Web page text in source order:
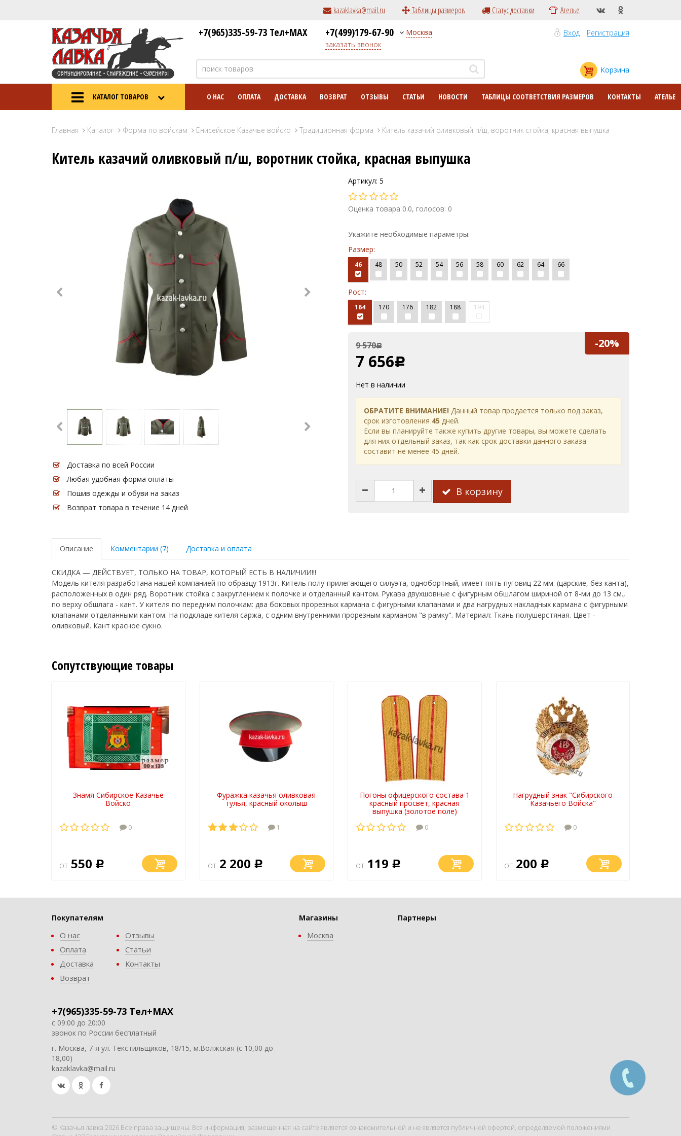
kazaklavka@mail.ru Таблицы размеров Статус доставки Ателье
+7(965)335-59-73 Тел+MAX +7(499)179-67-90
заказать звонок
Москва Вход Регистрация
Корзина
КАТАЛОГ ТОВАРОВ О НАС ОПЛАТА ДОСТАВКА ВОЗВРАТ ОТЗЫВЫ СТАТЬИ НОВОСТИ ТАБЛИЦЫ СООТВЕТСТВИЯ РАЗМЕРОВ КОНТАКТЫ АТЕЛЬЕ
Главная Каталог Форма по войскам Енисейское Казачье войско Традиционная форма Китель казачий оливковый п/ш, воротник стойка, красная выпушка
Китель казачий оливковый п/ш, воротник стойка, красная выпушка
Доставка по всей России
Любая удобная форма оплаты
Пошив одежды и обуви на заказ
Возврат товара в течение 14 дней
Артикул: 5
Оценка товара 0.0, голосов: 0
Укажите необходимые параметры:
Размер:
46 48 50 52 54 56 58 60 62 64 66
Рост:
164 170 176 182 188 194
-20%
9 570Р
7 656Р
Нет в наличии
ОБРАТИТЕ ВНИМАНИЕ! Данный товар продается только под заказ,
срок изготовления 45 дней.
Если вы планируйте также купить другие товары, вы можете сделать
для них отдельный заказ, так как срок доставки данного заказа
составит не менее 45 дней.
В корзину
Описание Комментарии (7) Доставка и оплата
СКИДКА — ДЕЙСТВУЕТ, ТОЛЬКО НА ТОВАР, КОТОРЫЙ ЕСТЬ В НАЛИЧИИ!!!
Модель кителя разработана нашей компанией по образцу 1913г. Китель полу-прилегающего силуэта, однобортный, имеет пять пуговиц 22 мм. (царские, без канта),
расположенных в один ряд. Воротник стойка с закруглением к полочке и отделанный кантом. Рукава двухшовные с фигурным обшлагом шириной от 8-ми до 13 см.,
по верху обшлага - кант. У кителя по передним полочкам: два боковых прорезных кармана с фигурными клапанами и два нагрудных накладных кармана с фигурными
клапанами отделанными кантом. На подкладе кителя саржа, с одним внутренними прорезным карманом "в рамку". Материал: Ткань полушерстяная. Цвет -
оливковый. Кант красное сукно.
Сопутствующие товары
Знамя Сибирское Казачье
Войско
0
от 550 Р
Фуражка казачья оливковая
тулья, красный околыш
1
от2 200 Р
Погоны офицерского состава 1
красный просвет, красная
выпушка (золотое поле)
0
от 119 Р
Нагрудный знак "Сибирского
Казачьего Войска"
0
от200 Р
Покупателям
О нас
Оплата
Доставка
Возврат
Отзывы
Статьи
Контакты
+7(965)335-59-73 Тел+MAX
с 09:00 до 20:00
звонок по России бесплатный
г. Москва, 7-я ул. Текстильщиков, 18/15, м.Волжская (с 10,00 до
18,00)
kazaklavka@mail.ru
Магазины
Москва
Партнеры
© Казачья лавка 2026 Все права защищены. Вся информация, размещенная на сайте является ознакомительной и не является публичной офертой, определяемой положениями